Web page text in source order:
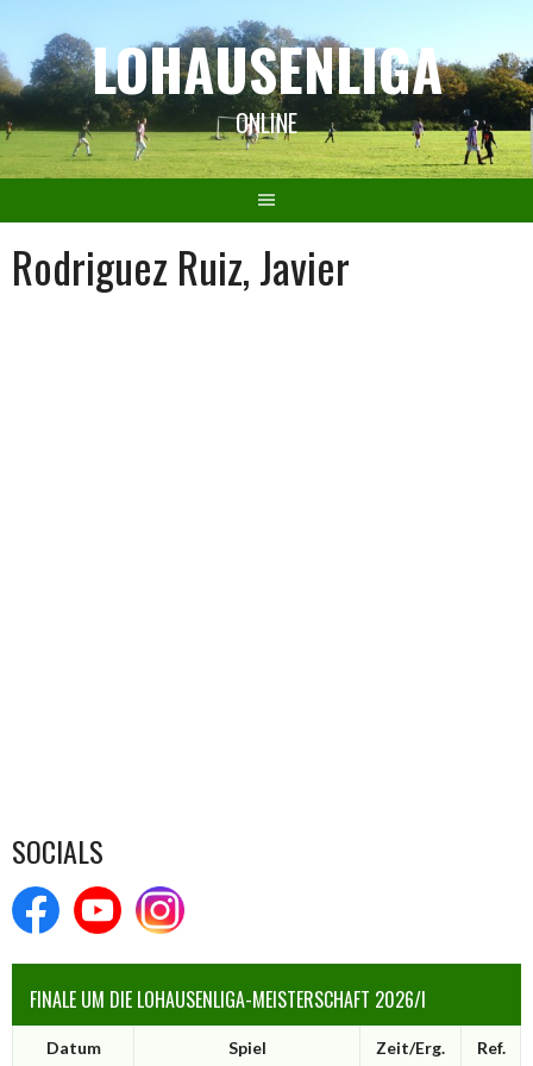
Inhalt
LOHAUSENLIGA
ONLINE
Rodriguez Ruiz, Javier
SOCIALS
FINALE UM DIE LOHAUSENLIGA-MEISTERSCHAFT 2026/I
Datum Spiel Zeit/Erg. Ref.